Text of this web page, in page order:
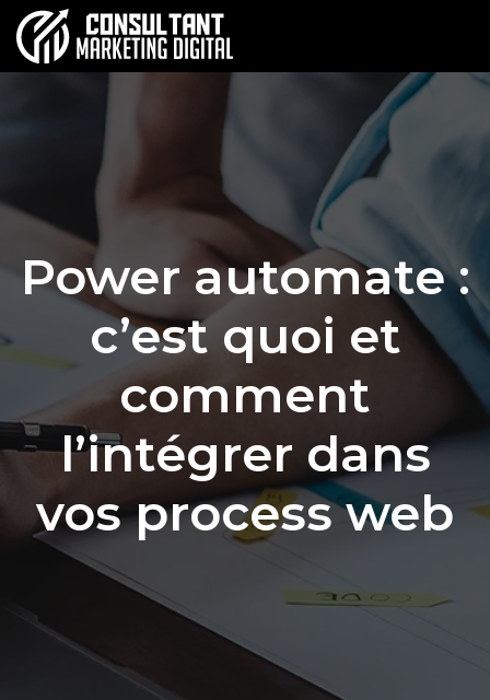
Power automate :
c’est quoi et
comment
l’intégrer dans
vos process web